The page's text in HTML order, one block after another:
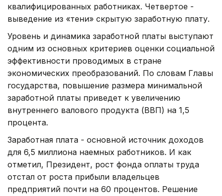
квалифицированных работниках. Четвертое -
выведение из «тени» скрытую заработную плату.
Уровень и динамика заработной платы выступают
одним из основных критериев оценки социальной
эффективности проводимых в стране
экономических преобразований. По словам Главы
государства, повышение размера минимальной
заработной платы приведет к увеличению
внутреннего валового продукта (ВВП) на 1,5
процента.
Заработная плата - основной источник доходов
для 6,5 миллиона наемных работников. И как
отметил, Президент, рост фонда оплаты труда
отстал от роста прибыли владельцев
предприятий почти на 60 процентов. Решение